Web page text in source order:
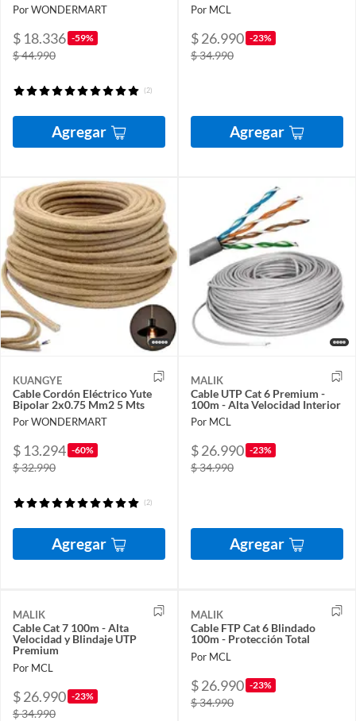
Por WONDERMART
$ 18.336 -59%
$ 44.990
(2)
Agregar
Por MCL
$ 26.990 -23%
$ 34.990
Agregar
KUANGYE
Cable Cordón Eléctrico Yute
Bipolar 2x0.75 Mm2 5 Mts
Por WONDERMART
$ 13.294 -60%
$ 32.990
(2)
Agregar
MALIK
Cable UTP Cat 6 Premium -
100m - Alta Velocidad Interior
Por MCL
$ 26.990 -23%
$ 34.990
Agregar
MALIK
Cable Cat 7 100m - Alta
Velocidad y Blindaje UTP
Premium
Por MCL
$ 26.990 -23%
$ 34.990
MALIK
Cable FTP Cat 6 Blindado
100m - Protección Total
Por MCL
$ 26.990 -23%
$ 34.990